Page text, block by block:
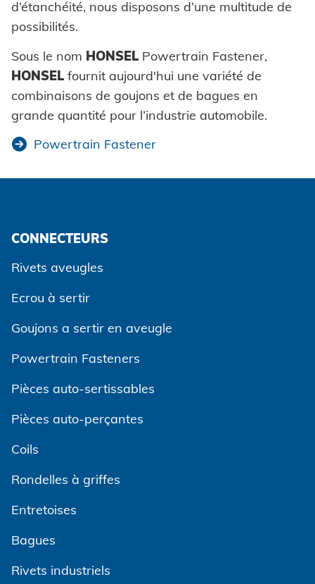
d’étanchéité, nous disposons d’une multitude de
possibilités.
Sous le nom HONSEL Powertrain Fastener,
HONSEL fournit aujourd'hui une variété de
combinaisons de goujons et de bagues en
grande quantité pour l’industrie automobile.
Powertrain Fastener
CONNECTEURS
Rivets aveugles
Ecrou à sertir
Goujons a sertir en aveugle
Powertrain Fasteners
Pièces auto-sertissables
Pièces auto-perçantes
Coils
Rondelles à griffes
Entretoises
Bagues
Rivets industriels